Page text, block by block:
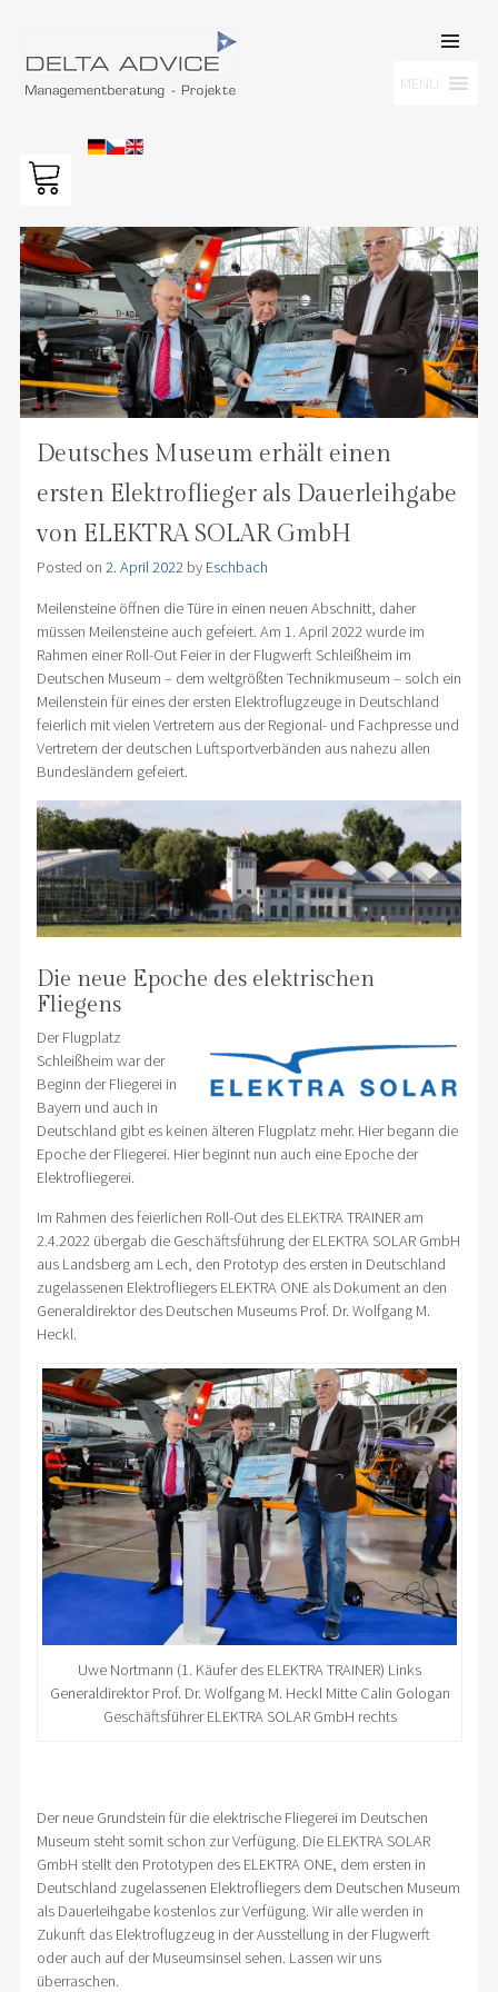
CONTENT
MENU
Deutsches Museum erhält einen
ersten Elektroflieger als Dauerleihgabe
von ELEKTRA SOLAR GmbH
Posted on 2. April 2022by Eschbach
Meilensteine öffnen die Türe in einen neuen Abschnitt, daher
müssen Meilensteine auch gefeiert. Am 1. April 2022 wurde im
Rahmen einer Roll-Out Feier in der Flugwerft Schleißheim im
Deutschen Museum – dem weltgrößten Technikmuseum – solch ein
Meilenstein für eines der ersten Elektroflugzeuge in Deutschland
feierlich mit vielen Vertretern aus der Regional- und Fachpresse und
Vertretern der deutschen Luftsportverbänden aus nahezu allen
Bundesländern gefeiert.
Die neue Epoche des elektrischen
Fliegens
Der Flugplatz
Schleißheim war der
Beginn der Fliegerei in
Bayern und auch in
Deutschland gibt es keinen älteren Flugplatz mehr. Hier begann die
Epoche der Fliegerei. Hier beginnt nun auch eine Epoche der
Elektrofliegerei.
Im Rahmen des feierlichen Roll-Out des ELEKTRA TRAINER am
2.4.2022 übergab die Geschäftsführung der ELEKTRA SOLAR GmbH
aus Landsberg am Lech, den Prototyp des ersten in Deutschland
zugelassenen Elektrofliegers ELEKTRA ONE als Dokument an den
Generaldirektor des Deutschen Museums Prof. Dr. Wolfgang M.
Heckl.
Uwe Nortmann (1. Käufer des ELEKTRA TRAINER) Links
Generaldirektor Prof. Dr. Wolfgang M. Heckl Mitte Calin Gologan
Geschäftsführer ELEKTRA SOLAR GmbH rechts
Der neue Grundstein für die elektrische Fliegerei im Deutschen
Museum steht somit schon zur Verfügung. Die ELEKTRA SOLAR
GmbH stellt den Prototypen des ELEKTRA ONE, dem ersten in
Deutschland zugelassenen Elektrofliegers dem Deutschen Museum
als Dauerleihgabe kostenlos zur Verfügung. Wir alle werden in
Zukunft das Elektroflugzeug in der Ausstellung in der Flugwerft
oder auch auf der Museumsinsel sehen. Lassen wir uns
überraschen.